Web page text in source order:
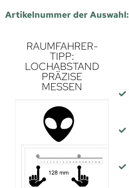
Artikelnummer der Auswahl:
RAUMFAHRER-
TIPP:
LOCHABSTAND
PRÄZISE
MESSEN